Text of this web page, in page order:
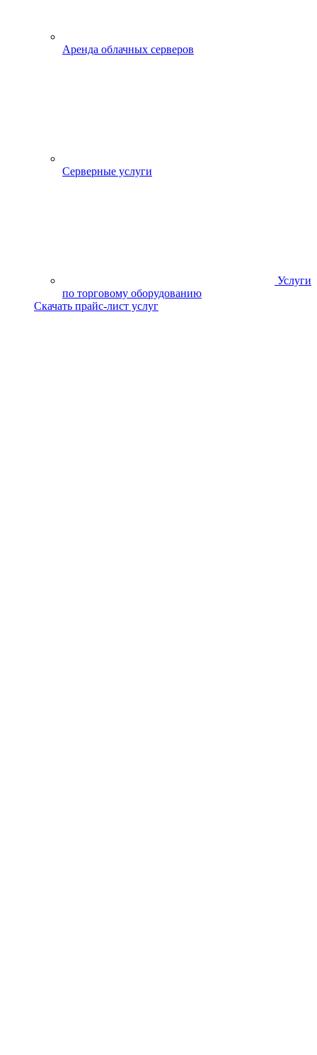
Аренда облачных серверов
Серверные услуги
Услуги
по торговому оборудованию
Скачать прайс-лист услуг